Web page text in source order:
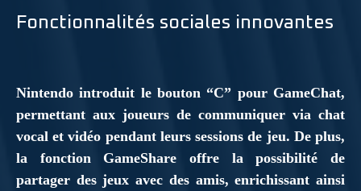
Fonctionnalités sociales innovantes
Nintendo introduit le bouton “C” pour GameChat,
permettant aux joueurs de communiquer via chat
vocal et vidéo pendant leurs sessions de jeu. De plus,
la fonction GameShare offre la possibilité de
partager des jeux avec des amis, enrichissant ainsi